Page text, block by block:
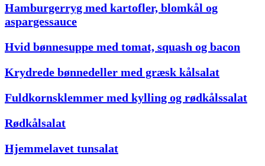
Hamburgerryg med kartofler, blomkål og
aspargessauce
Hvid bønnesuppe med tomat, squash og bacon
Krydrede bønnedeller med græsk kålsalat
Fuldkornsklemmer med kylling og rødkålssalat
Rødkålsalat
Hjemmelavet tunsalat